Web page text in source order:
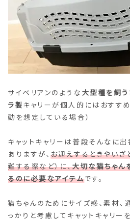
サイベリアンのような 大型種を飼う
ラ製キャリーが個人的にはおすす
動を想定している場合）
キャットキャリーは普段そんなに
ありますが、お迎えするときやいざ
難する際など）に、大切な猫ちゃん
るのに必要なアイテムです。
猫ちゃんのためにサイズ感、素材、
っかりと考慮してキャットキャリー